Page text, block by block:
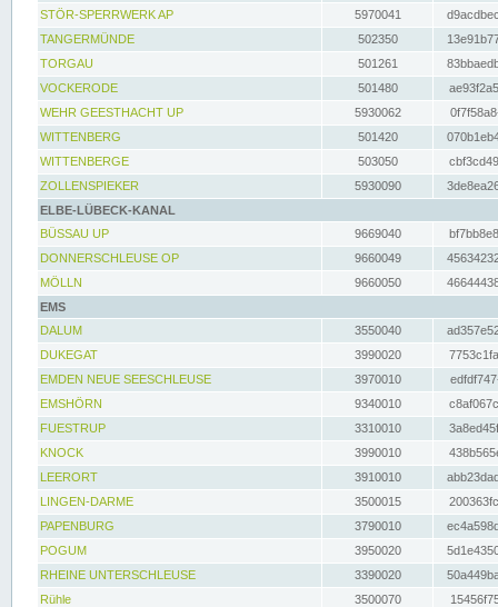
STÖR-SPERRWERK AP 5970041
TANGERMÜNDE
502350
TORGAU
501261
VOCKERODE
501480
WEHR GEESTHACHT UP
5930062
WITTENBERG
501420
WITTENBERGE
503050
ZOLLENSPIEKER
5930090
ELBE-LÜBECK-KANAL
BÜSSAU UP
9669040
DONNERSCHLEUSE OP
9660049
MÖLLN
9660050
EMS
DALUM
3550040
DUKEGAT
3990020
EMDEN NEUE SEESCHLEUSE
3970010
EMSHÖRN
9340010
FUESTRUP
3310010
KNOCK
3990010
LEERORT
3910010
LINGEN-DARME
3500015
PAPENBURG
3790010
POGUM
3950020
RHEINE UNTERSCHLEUSE
3390020
Rühle
3500070